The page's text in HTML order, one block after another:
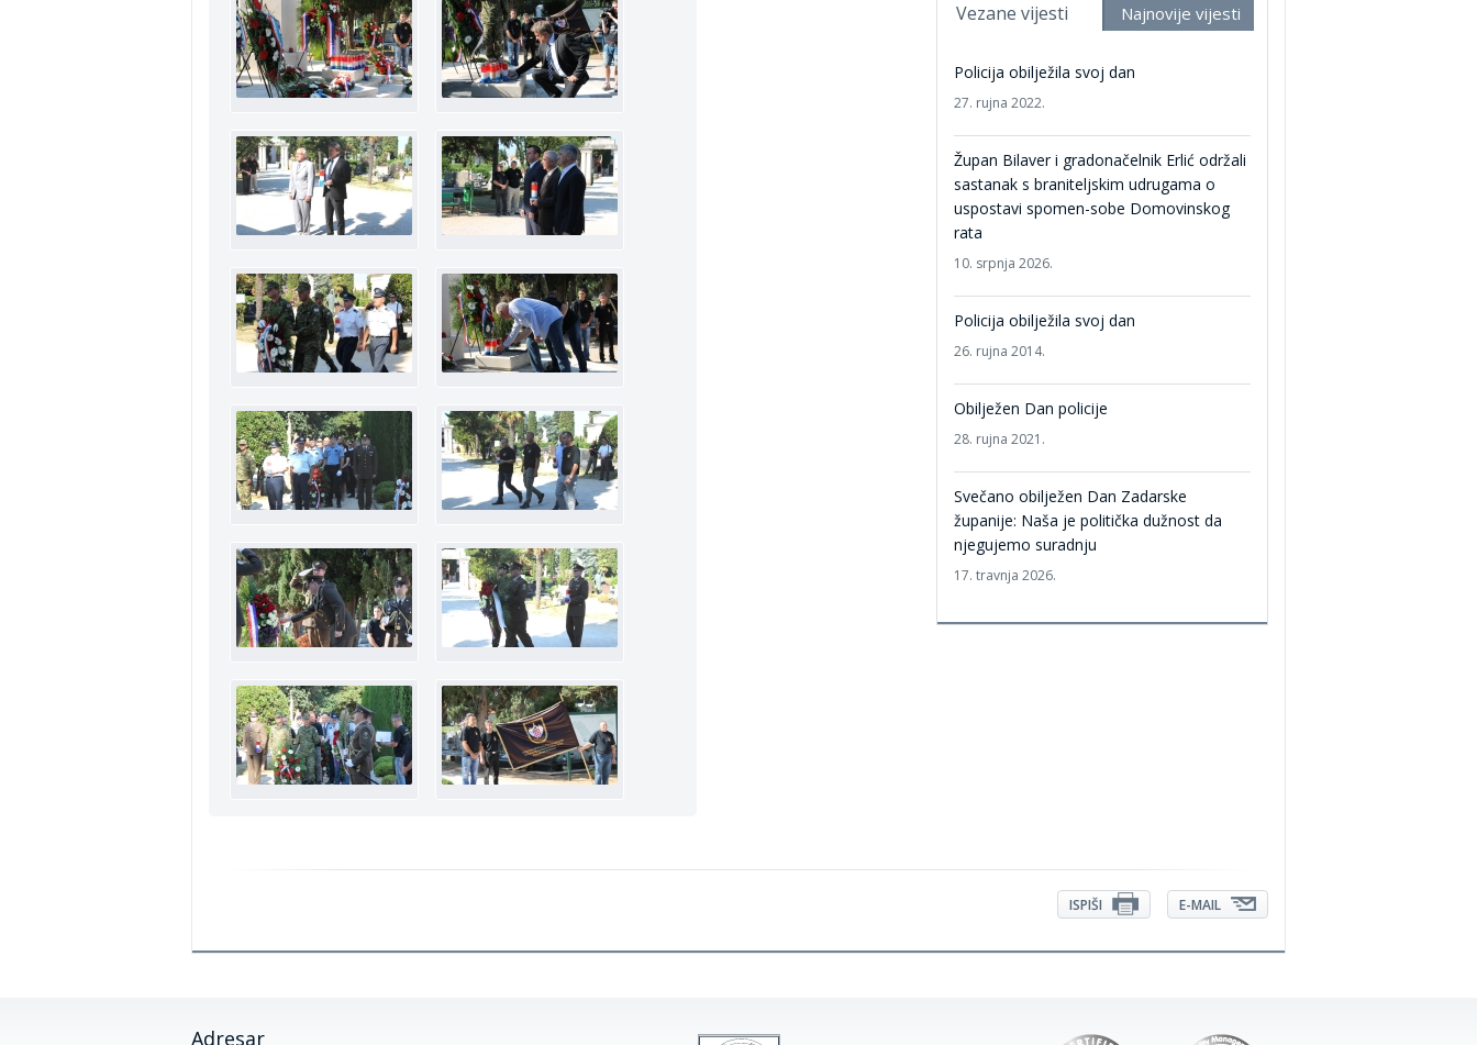
Vezane vijesti Najnovije vijesti
Policija obilježila svoj dan
27. rujna 2022.
Župan Bilaver i gradonačelnik Erlić održali
sastanak s braniteljskim udrugama o
uspostavi spomen-sobe Domovinskog
rata
10. srpnja 2026.
Policija obilježila svoj dan
26. rujna 2014.
Obilježen Dan policije
28. rujna 2021.
Svečano obilježen Dan Zadarske
županije: Naša je politička dužnost da
njegujemo suradnju
17. travnja 2026.
E-MAIL
ISPIŠI
Adresar